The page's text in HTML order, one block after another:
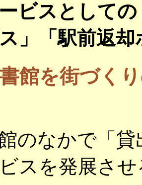
ビスとして
」「駅前返
館を街づく
のなかで「
スを発展さ